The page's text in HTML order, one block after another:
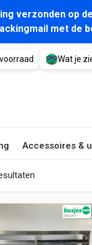
verzonden op
met de
Wat je
Accessoires &
Gesorteerd